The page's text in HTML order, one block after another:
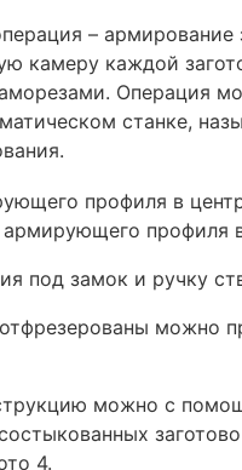
–
камеру каждой
Операция
станке,
профиля
под замок и ручку
можно
можно с
4.